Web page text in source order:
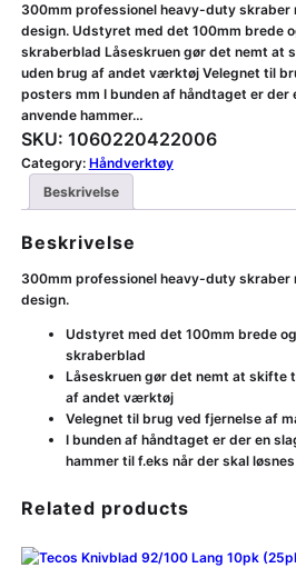
300mm professionel heavy-duty skraber
design. Udstyret med det 100mm brede
skraberblad Låseskruen gør det nemt at
uden brug af andet værktøj Velegnet til
posters mm I bunden af håndtaget er der
anvende hammer…
SKU: 1060220422006
Category: Håndverktøy
Beskrivelse
Beskrivelse
300mm professionel heavy-duty skraber
design.
Udstyret med det 100mm brede
skraberblad
Låseskruen gør det nemt at skifte
af andet værktøj
Velegnet til brug ved fjernelse af
I bunden af håndtaget er der en
hammer til f.eks når der skal
Related products